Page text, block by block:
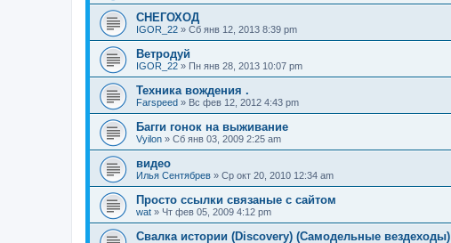
СНЕГОХОД
IGOR_22 » Сб янв 12, 2013 8:39 pm
Ветродуй
IGOR_22 » Пн янв 28, 2013 10:07 pm
Техника вождения .
Farspeed » Вс фев 12, 2012 4:43 pm
Багги гонок на выживание
Vyilon » Сб янв 03, 2009 2:25 am
видео
Илья Сентябрев » Ср окт 20, 2010 12:34 am
Просто ссылки связаные с сайтом
wat » Чт фев 05, 2009 4:12 pm
Свалка истории (Discovery) (Самодельные вездеходы)